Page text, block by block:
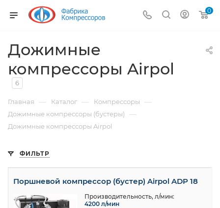
0
Дожимные
компрессоры Airpol
6
Главная — Каталог — Компрессоры —
Дожимные компрессоры (бустеры) —
Дожимные компрессоры Airpol
ФИЛЬТР
Поршневoй компрессор (бустер) Airpol ADP 18
Производительность, л/мин:
4200 л/мин